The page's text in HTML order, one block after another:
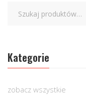
Kategorie
zobacz wszystkie